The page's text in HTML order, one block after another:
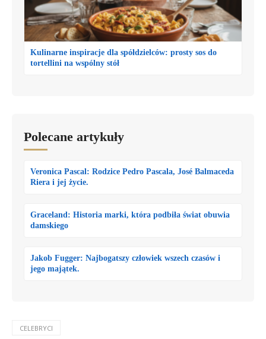
Kulinarne inspiracje dla spółdzielców: prosty sos do
tortellini na wspólny stół
Polecane artykuły
Veronica Pascal: Rodzice Pedro Pascala, José Balmaceda
Riera i jej życie.
Graceland: Historia marki, która podbiła świat obuwia
damskiego
Jakob Fugger: Najbogatszy człowiek wszech czasów i
jego majątek.
CELEBRYCI